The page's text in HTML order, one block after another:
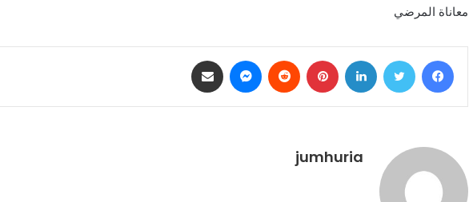
معاناة المرضي
فيسبوك تويتر لينكدإن بينتيريست ماسنجر
jumhuria